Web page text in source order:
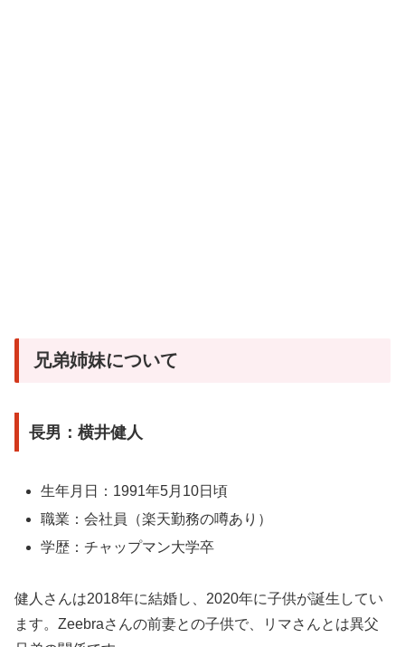
兄弟姉妹について
長男：横井健人
生年月日：1991年5月10日頃
職業：会社員（楽天勤務の噂あり）
学歴：チャップマン大学卒
健人さんは2018年に結婚し、2020年に子供が誕生してい
ます。Zeebraさんの前妻との子供で、リマさんとは異父